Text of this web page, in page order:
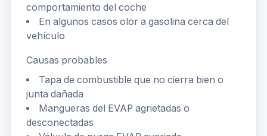
comportamiento del coche
En algunos casos olor a gasolina cerca del
vehículo
Causas probables
Tapa de combustible que no cierra bien o
junta dañada
Mangueras del EVAP agrietadas o
desconectadas